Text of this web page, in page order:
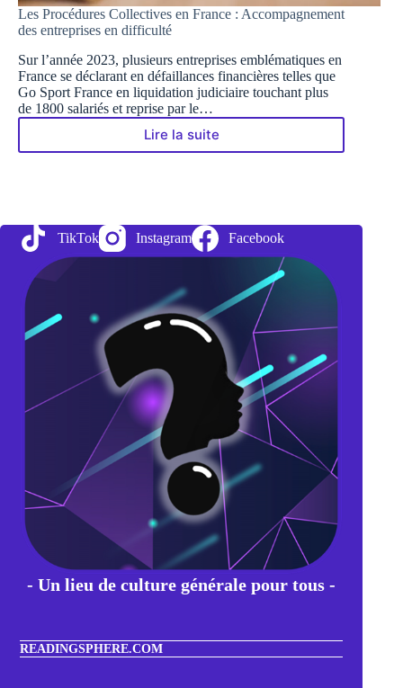
Les Procédures Collectives en France : Accompagnement
des entreprises en difficulté
Sur l’année 2023, plusieurs entreprises emblématiques en
France se déclarant en défaillances financières telles que
Go Sport France en liquidation judiciaire touchant plus
de 1800 salariés et reprise par le…
Lire la suite
Les
:
Accompagnement
des
en
difficulté
TikTok Instagram Facebook
- Un lieu de culture générale pour tous -
READINGSPHERE.COM